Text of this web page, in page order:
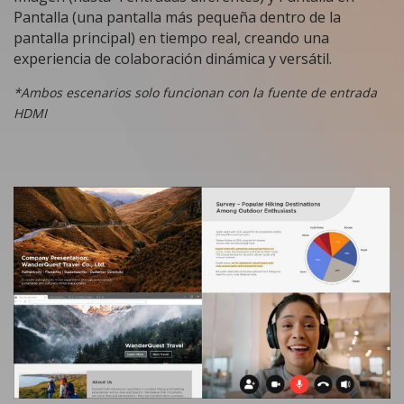
Pantalla (una pantalla más pequeña dentro de la
pantalla principal) en tiempo real, creando una
experiencia de colaboración dinámica y versátil.
*Ambos escenarios solo funcionan con la fuente de entrada
HDMI